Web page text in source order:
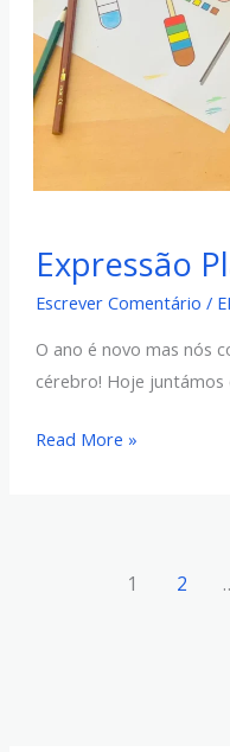
Expressão
Escrever Comentário /
O ano é novo mas nós
cérebro! Hoje juntámos
Plástica
Read More »
1 2